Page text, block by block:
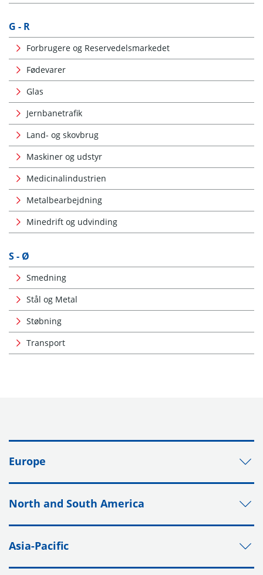
G - R
Forbrugere og Reservedelsmarkedet
Fødevarer
Glas
Jernbanetrafik
Land- og skovbrug
Maskiner og udstyr
Medicinalindustrien
Metalbearbejdning
Minedrift og udvinding
S - Ø
Smedning
Stål og Metal
Støbning
Transport
Europe
North and South America
Asia-Pacific